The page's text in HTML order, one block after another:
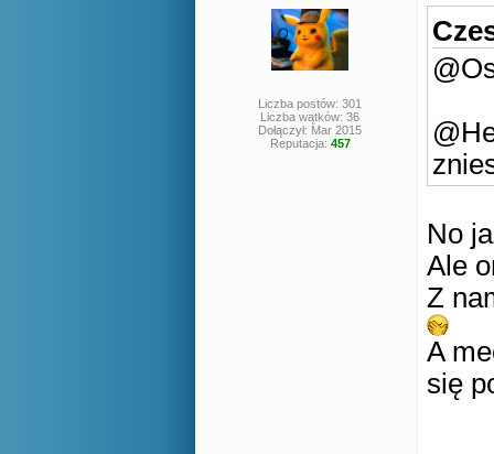
Liczba postów: 301
Liczba wątków: 36
Dołączył: Mar 2015
Reputacja: 457
No
Ale
Z
A
się